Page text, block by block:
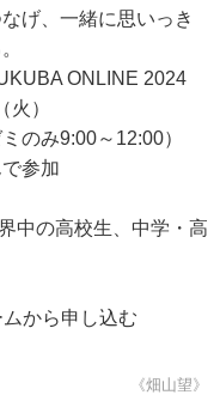
げ、一緒に思いっき
ONLINE 2024
）
のみ9:00～12:00）
参加
中の高校生、中学・高
から申し込む
《畑山望》